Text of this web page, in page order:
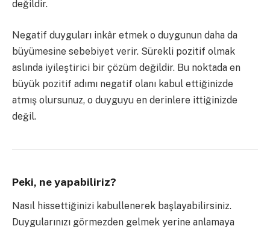
değildir.
Negatif duyguları inkâr etmek o duygunun daha da
büyümesine sebebiyet verir. Sürekli pozitif olmak
aslında iyileştirici bir çözüm değildir. Bu noktada en
büyük pozitif adımı negatif olanı kabul ettiğinizde
atmış olursunuz, o duyguyu en derinlere ittiğinizde
değil.
Peki, ne yapabiliriz?
Nasıl hissettiğinizi kabullenerek başlayabilirsiniz.
Duygularınızı görmezden gelmek yerine anlamaya